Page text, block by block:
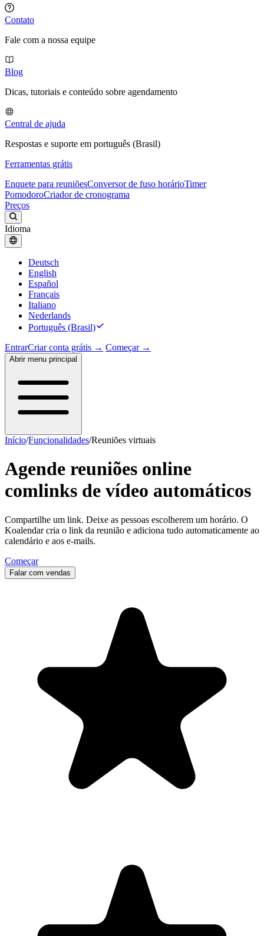
Contato
Fale com a nossa equipe
Blog
Dicas, tutoriais e conteúdo sobre agendamento
Central de ajuda
Respostas e suporte em português (Brasil)
Ferramentas grátis
Enquete para reuniõesConversor de fuso horárioTimer
PomodoroCriador de cronograma
Preços
Idioma
Deutsch
English
Español
Français
Italiano
Nederlands
Português (Brasil)
EntrarCriar conta grátis → Começar →
Abrir menu principal
Início/Funcionalidades/Reuniões virtuais
Agende reuniões online
comlinks de vídeo automáticos
Compartilhe um link. Deixe as pessoas escolherem um horário. O
Koalendar cria o link da reunião e adiciona tudo automaticamente ao
calendário e aos e-mails.
Começar
Falar com vendas